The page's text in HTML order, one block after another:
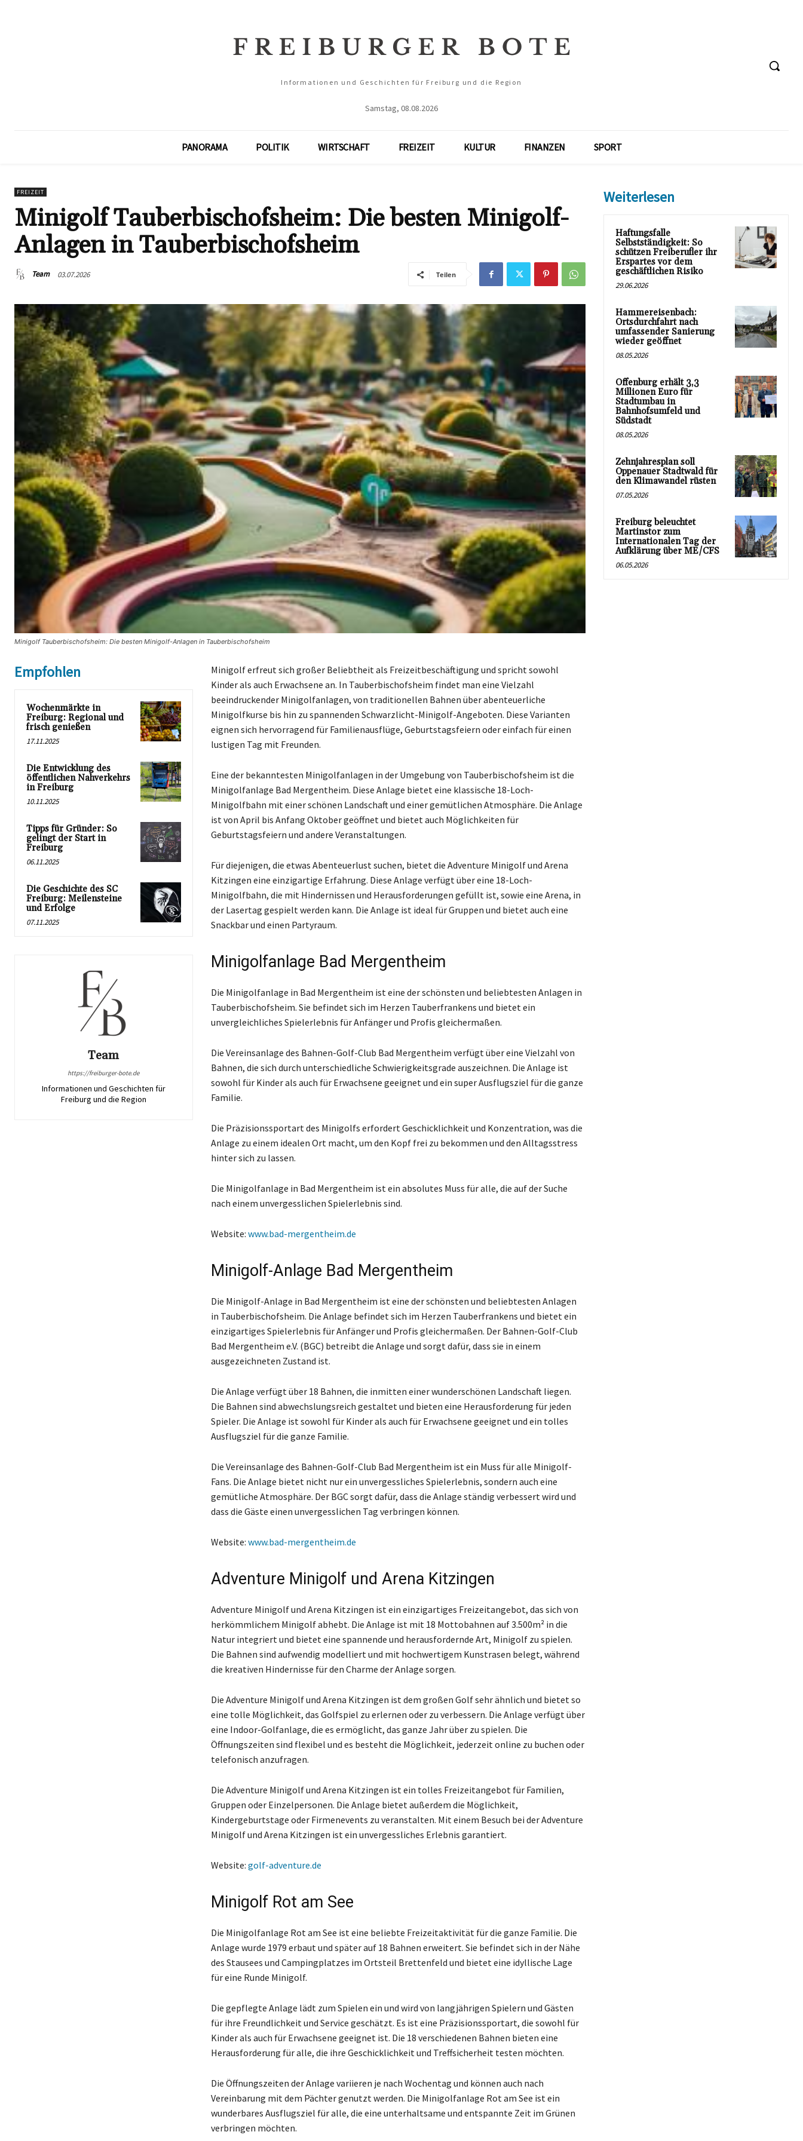
Informationen und Geschichten für Freiburg und die Region
Samstag, 08.08.2026
PANORAMA POLITIK WIRTSCHAFT FREIZEIT KULTUR FINANZEN SPORT
FREIZEIT
Minigolf Tauberbischofsheim: Die besten Minigolf-
Anlagen in Tauberbischofsheim
Team 03.07.2026 Teilen
Minigolf Tauberbischofsheim: Die besten Minigolf-Anlagen in Tauberbischofsheim
Empfohlen
Wochenmärkte in
Freiburg: Regional und
frisch genießen
17.11.2025
Die Entwicklung des
öffentlichen Nahverkehrs
in Freiburg
10.11.2025
Tipps für Gründer: So
gelingt der Start in
Freiburg
06.11.2025
Die Geschichte des SC
Freiburg: Meilensteine
und Erfolge
07.11.2025
Team
https://freiburger-bote.de
Informationen und Geschichten für
Freiburg und die Region
Minigolf erfreut sich großer Beliebtheit als Freizeitbeschäftigung und spricht sowohl
Kinder als auch Erwachsene an. In Tauberbischofsheim findet man eine Vielzahl
beeindruckender Minigolfanlagen, von traditionellen Bahnen über abenteuerliche
Minigolfkurse bis hin zu spannenden Schwarzlicht-Minigolf-Angeboten. Diese Varianten
eignen sich hervorragend für Familienausflüge, Geburtstagsfeiern oder einfach für einen
lustigen Tag mit Freunden.
Eine der bekanntesten Minigolfanlagen in der Umgebung von Tauberbischofsheim ist die
Minigolfanlage Bad Mergentheim. Diese Anlage bietet eine klassische 18-Loch-
Minigolfbahn mit einer schönen Landschaft und einer gemütlichen Atmosphäre. Die Anlage
ist von April bis Anfang Oktober geöffnet und bietet auch Möglichkeiten für
Geburtstagsfeiern und andere Veranstaltungen.
Für diejenigen, die etwas Abenteuerlust suchen, bietet die Adventure Minigolf und Arena
Kitzingen eine einzigartige Erfahrung. Diese Anlage verfügt über eine 18-Loch-
Minigolfbahn, die mit Hindernissen und Herausforderungen gefüllt ist, sowie eine Arena, in
der Lasertag gespielt werden kann. Die Anlage ist ideal für Gruppen und bietet auch eine
Snackbar und einen Partyraum.
Minigolfanlage Bad Mergentheim
Die Minigolfanlage in Bad Mergentheim ist eine der schönsten und beliebtesten Anlagen in
Tauberbischofsheim. Sie befindet sich im Herzen Tauberfrankens und bietet ein
unvergleichliches Spielerlebnis für Anfänger und Profis gleichermaßen.
Die Vereinsanlage des Bahnen-Golf-Club Bad Mergentheim verfügt über eine Vielzahl von
Bahnen, die sich durch unterschiedliche Schwierigkeitsgrade auszeichnen. Die Anlage ist
sowohl für Kinder als auch für Erwachsene geeignet und ein super Ausflugsziel für die ganze
Familie.
Die Präzisionssportart des Minigolfs erfordert Geschicklichkeit und Konzentration, was die
Anlage zu einem idealen Ort macht, um den Kopf frei zu bekommen und den Alltagsstress
hinter sich zu lassen.
Die Minigolfanlage in Bad Mergentheim ist ein absolutes Muss für alle, die auf der Suche
nach einem unvergesslichen Spielerlebnis sind.
Website: www.bad-mergentheim.de
Minigolf-Anlage Bad Mergentheim
Die Minigolf-Anlage in Bad Mergentheim ist eine der schönsten und beliebtesten Anlagen
in Tauberbischofsheim. Die Anlage befindet sich im Herzen Tauberfrankens und bietet ein
einzigartiges Spielerlebnis für Anfänger und Profis gleichermaßen. Der Bahnen-Golf-Club
Bad Mergentheim e.V. (BGC) betreibt die Anlage und sorgt dafür, dass sie in einem
ausgezeichneten Zustand ist.
Die Anlage verfügt über 18 Bahnen, die inmitten einer wunderschönen Landschaft liegen.
Die Bahnen sind abwechslungsreich gestaltet und bieten eine Herausforderung für jeden
Spieler. Die Anlage ist sowohl für Kinder als auch für Erwachsene geeignet und ein tolles
Ausflugsziel für die ganze Familie.
Die Vereinsanlage des Bahnen-Golf-Club Bad Mergentheim ist ein Muss für alle Minigolf-
Fans. Die Anlage bietet nicht nur ein unvergessliches Spielerlebnis, sondern auch eine
gemütliche Atmosphäre. Der BGC sorgt dafür, dass die Anlage ständig verbessert wird und
dass die Gäste einen unvergesslichen Tag verbringen können.
Website: www.bad-mergentheim.de
Adventure Minigolf und Arena Kitzingen
Adventure Minigolf und Arena Kitzingen ist ein einzigartiges Freizeitangebot, das sich von
herkömmlichem Minigolf abhebt. Die Anlage ist mit 18 Mottobahnen auf 3.500m² in die
Natur integriert und bietet eine spannende und herausfordernde Art, Minigolf zu spielen.
Die Bahnen sind aufwendig modelliert und mit hochwertigem Kunstrasen belegt, während
die kreativen Hindernisse für den Charme der Anlage sorgen.
Die Adventure Minigolf und Arena Kitzingen ist dem großen Golf sehr ähnlich und bietet so
eine tolle Möglichkeit, das Golfspiel zu erlernen oder zu verbessern. Die Anlage verfügt über
eine Indoor-Golfanlage, die es ermöglicht, das ganze Jahr über zu spielen. Die
Öffnungszeiten sind flexibel und es besteht die Möglichkeit, jederzeit online zu buchen oder
telefonisch anzufragen.
Die Adventure Minigolf und Arena Kitzingen ist ein tolles Freizeitangebot für Familien,
Gruppen oder Einzelpersonen. Die Anlage bietet außerdem die Möglichkeit,
Kindergeburtstage oder Firmenevents zu veranstalten. Mit einem Besuch bei der Adventure
Minigolf und Arena Kitzingen ist ein unvergessliches Erlebnis garantiert.
Website: golf-adventure.de
Minigolf Rot am See
Die Minigolfanlage Rot am See ist eine beliebte Freizeitaktivität für die ganze Familie. Die
Anlage wurde 1979 erbaut und später auf 18 Bahnen erweitert. Sie befindet sich in der Nähe
des Stausees und Campingplatzes im Ortsteil Brettenfeld und bietet eine idyllische Lage
für eine Runde Minigolf.
Die gepflegte Anlage lädt zum Spielen ein und wird von langjährigen Spielern und Gästen
für ihre Freundlichkeit und Service geschätzt. Es ist eine Präzisionssportart, die sowohl für
Kinder als auch für Erwachsene geeignet ist. Die 18 verschiedenen Bahnen bieten eine
Herausforderung für alle, die ihre Geschicklichkeit und Treffsicherheit testen möchten.
Die Öffnungszeiten der Anlage variieren je nach Wochentag und können auch nach
Vereinbarung mit dem Pächter genutzt werden. Die Minigolfanlage Rot am See ist ein
wunderbares Ausflugsziel für alle, die eine unterhaltsame und entspannte Zeit im Grünen
verbringen möchten.
Weiterlesen
Haftungsfalle
Selbstständigkeit: So
schützen Freiberufler ihr
Erspartes vor dem
geschäftlichen Risiko
29.06.2026
Hammereisenbach:
Ortsdurchfahrt nach
umfassender Sanierung
wieder geöffnet
08.05.2026
Offenburg erhält 3,3
Millionen Euro für
Stadtumbau in
Bahnhofsumfeld und
Südstadt
08.05.2026
Zehnjahresplan soll
Oppenauer Stadtwald für
den Klimawandel rüsten
07.05.2026
Freiburg beleuchtet
Martinstor zum
Internationalen Tag der
Aufklärung über ME/CFS
06.05.2026